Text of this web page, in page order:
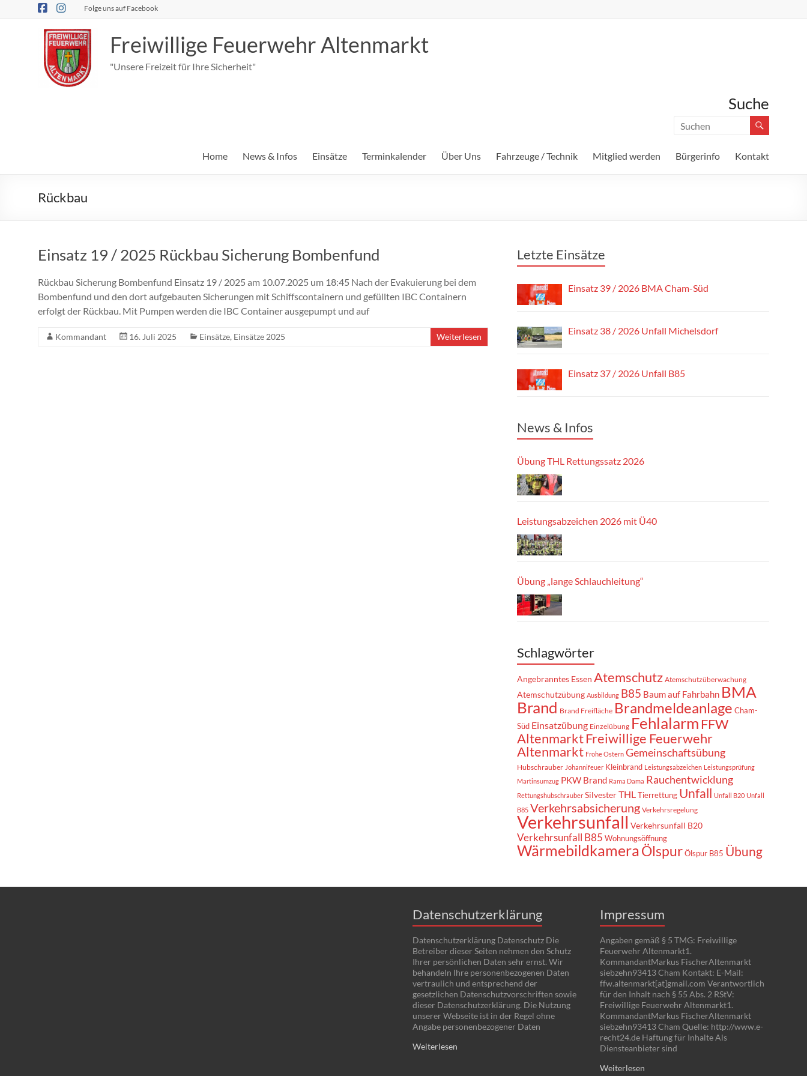
Folge uns auf Facebook
Freiwillige Feuerwehr Altenmarkt
"Unsere Freizeit für Ihre Sicherheit"
Suche
Home News & Infos Einsätze Terminkalender Über Uns Fahrzeuge / Technik Mitglied werden Bürgerinfo Kontakt
Rückbau
Einsatz 19 / 2025 Rückbau Sicherung Bombenfund
Rückbau Sicherung Bombenfund Einsatz 19 / 2025 am 10.07.2025 um 18:45 Nach der Evakuierung bei dem
Bombenfund und den dort aufgebauten Sicherungen mit Schiffscontainern und gefüllten IBC Containern
erfolgt der Rückbau. Mit Pumpen werden die IBC Container ausgepumpt und auf
Kommandant 16. Juli 2025 Einsätze, Einsätze 2025 Weiterlesen
Letzte Einsätze
Einsatz 39 / 2026 BMA Cham-Süd
Einsatz 38 / 2026 Unfall Michelsdorf
Einsatz 37 / 2026 Unfall B85
News & Infos
Übung THL Rettungssatz 2026
Leistungsabzeichen 2026 mit Ü40
Übung „lange Schlauchleitung“
Schlagwörter
Angebranntes Essen Atemschutz Atemschutzüberwachung
Atemschutzübung Ausbildung B85 Baum auf Fahrbahn BMA
Brand Brand Freifläche Brandmeldeanlage Cham-
Süd Einsatzübung Einzelübung Fehlalarm FFW
AltenmarktFreiwillige Feuerwehr
Altenmarkt Frohe Ostern Gemeinschaftsübung
Hubschrauber Johannifeuer Kleinbrand Leistungsabzeichen Leistungsprüfung
Martinsumzug PKW Brand Rama Dama Rauchentwicklung
Rettungshubschrauber SilvesterTHLTierrettung Unfall Unfall B20 Unfall
B85 Verkehrsabsicherung Verkehrsregelung
Verkehrsunfall Verkehrsunfall B20
Verkehrsunfall B85 Wohnungsöffnung
WärmebildkameraÖlspurÖlspur B85 Übung
Datenschutzerklärung
Datenschutzerklärung Datenschutz Die
Betreiber dieser Seiten nehmen den Schutz
Ihrer persönlichen Daten sehr ernst. Wir
behandeln Ihre personenbezogenen Daten
vertraulich und entsprechend der
gesetzlichen Datenschutzvorschriften sowie
dieser Datenschutzerklärung. Die Nutzung
unserer Webseite ist in der Regel ohne
Angabe personenbezogener Daten
Weiterlesen
Impressum
Angaben gemäß § 5 TMG: Freiwillige
Feuerwehr Altenmarkt1.
KommandantMarkus FischerAltenmarkt
siebzehn93413 Cham Kontakt: E-Mail:
ffw.altenmarkt[at]gmail.com Verantwortlich
für den Inhalt nach § 55 Abs. 2 RStV:
Freiwillige Feuerwehr Altenmarkt1.
KommandantMarkus FischerAltenmarkt
siebzehn93413 Cham Quelle: http://www.e-
recht24.de Haftung für Inhalte Als
Diensteanbieter sind
Weiterlesen